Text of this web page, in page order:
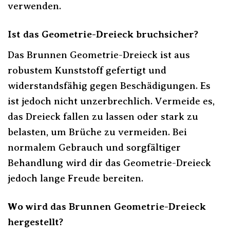
verwenden.
Ist das Geometrie-Dreieck bruchsicher?
Das Brunnen Geometrie-Dreieck ist aus
robustem Kunststoff gefertigt und
widerstandsfähig gegen Beschädigungen. Es
ist jedoch nicht unzerbrechlich. Vermeide es,
das Dreieck fallen zu lassen oder stark zu
belasten, um Brüche zu vermeiden. Bei
normalem Gebrauch und sorgfältiger
Behandlung wird dir das Geometrie-Dreieck
jedoch lange Freude bereiten.
Wo wird das Brunnen Geometrie-Dreieck
hergestellt?